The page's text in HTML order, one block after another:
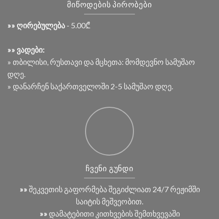
ᲛᲘᲬᲝᲓᲔᲑᲘᲡ ᲞᲘᲠᲝᲑᲔᲑᲘ
»» ღირებულება - 5.00₾
»» ვადები:
» თბილისი, რუსთავი და მცხეთა: მომდევნო სამუშაო
დღე.
» დანარჩენ საქართველოში 2-5 სამუშაო დღე.
ᲩᲕᲔᲜᲘ ᲒᲣᲜᲓᲘ
»» შეკვეთის გაფორმება შეგიძლიათ 24/7 რეჟიმში
საიტის მეშვეობით.
»» დამატებითი კითხვების შემთხვევაში